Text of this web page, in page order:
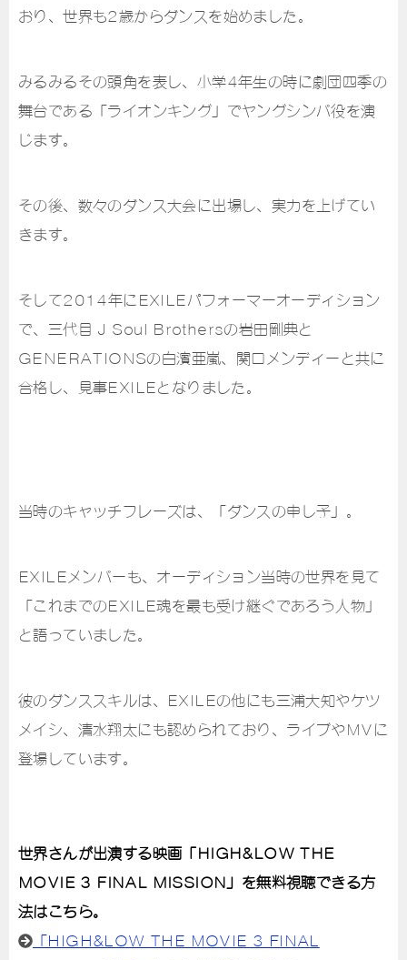
おり、世界も2歳からダンスを始めました。
みるみるその頭角を表し、小学4年生の時に劇団四季の
舞台である「ライオンキング」でヤングシンバ役を演
じます。
その後、数々のダンス大会に出場し、実力を上げてい
きます。
そして2014年にEXILEパフォーマーオーディション
で、三代目 J Soul Brothersの岩田剛典と
GENERATIONSの白濱亜嵐、関口メンディーと共に
合格し、見事EXILEとなりました。
当時のキャッチフレーズは、「ダンスの申し子」。
EXILEメンバーも、オーディション当時の世界を見て
「これまでのEXILE魂を最も受け継ぐであろう人物」
と語っていました。
彼のダンススキルは、EXILEの他にも三浦大知やケツ
メイシ、清水翔太にも認められており、ライブやMVに
登場しています。
世界さんが出演する映画「HIGH&LOW THE
MOVIE 3 FINAL MISSION」を無料視聴できる方
法はこちら。
「HIGH&LOW THE MOVIE 3 FINAL